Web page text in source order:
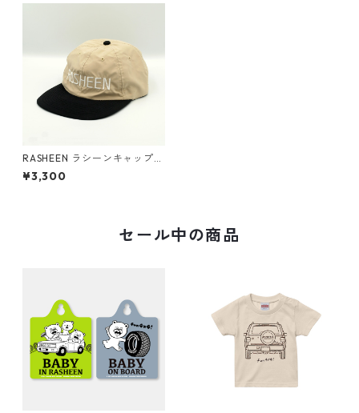
RASHEEN ラシーンキャップ
（帽子）6 Panel Baseball Ca
p
¥3,300
セール中の商品